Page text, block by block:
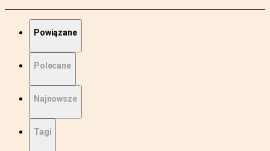
Powiązane
Polecane
Najnowsze
Tagi